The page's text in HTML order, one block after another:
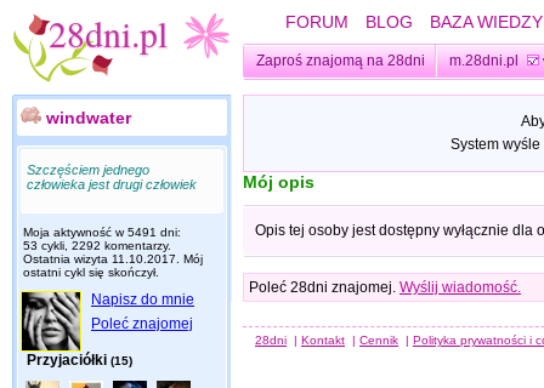
FORUM BLOG BAZA WIEDZY
Zaproś znajomą na 28dni m.28dni.pl
windwater
Szczęściem jednego
człowieka jest drugi człowiek
Moja aktywność w 5491 dni:
53 cykli, 2292 komentarzy.
Ostatnia wizyta 11.10.2017 . Mój
ostatni cykl się skończył.
Napisz do mnie
Poleć znajomej
Przyjaciółki (15)
System
Mój opis
Opis tej osoby jest dostępny wyłącznie dla
Poleć 28dni znajomej. Wyślij wiadomość.
28dni | Kontakt | Cennik | Polityka prywatności i